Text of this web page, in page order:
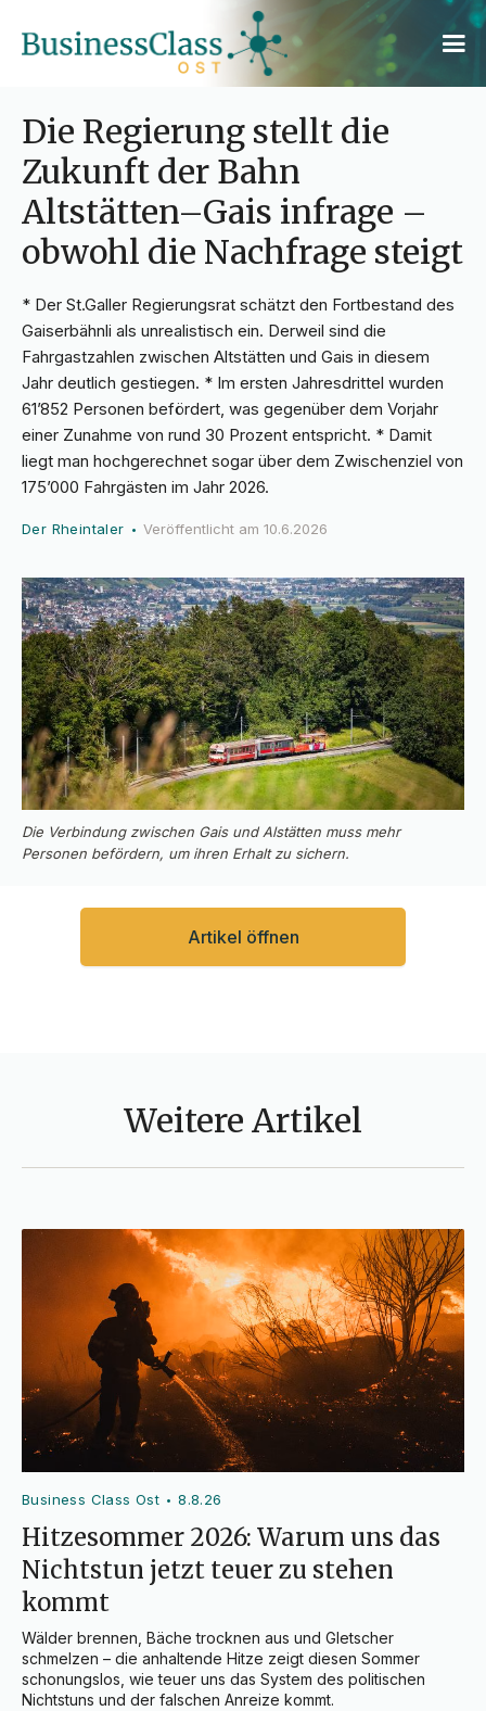
Die Regierung stellt die
Zukunft der Bahn
Altstätten–Gais infrage –
obwohl die Nachfrage steigt
* Der St.Galler Regierungsrat schätzt den Fortbestand des
Gaiserbähnli als unrealistisch ein. Derweil sind die
Fahrgastzahlen zwischen Altstätten und Gais in diesem
Jahr deutlich gestiegen. * Im ersten Jahresdrittel wurden
61’852 Personen befördert, was gegenüber dem Vorjahr
einer Zunahme von rund 30 Prozent entspricht. * Damit
liegt man hochgerechnet sogar über dem Zwischenziel von
175’000 Fahrgästen im Jahr 2026.
Der Rheintaler • Veröffentlicht am 10.6.2026
Die Verbindung zwischen Gais und Alstätten muss mehr
Personen befördern, um ihren Erhalt zu sichern.
Artikel öffnen
Weitere Artikel
Business Class Ost •8.8.26
Hitzesommer 2026: Warum uns das
Nichtstun jetzt teuer zu stehen
kommt
Wälder brennen, Bäche trocknen aus und Gletscher
schmelzen – die anhaltende Hitze zeigt diesen Sommer
schonungslos, wie teuer uns das System des politischen
Nichtstuns und der falschen Anreize kommt.